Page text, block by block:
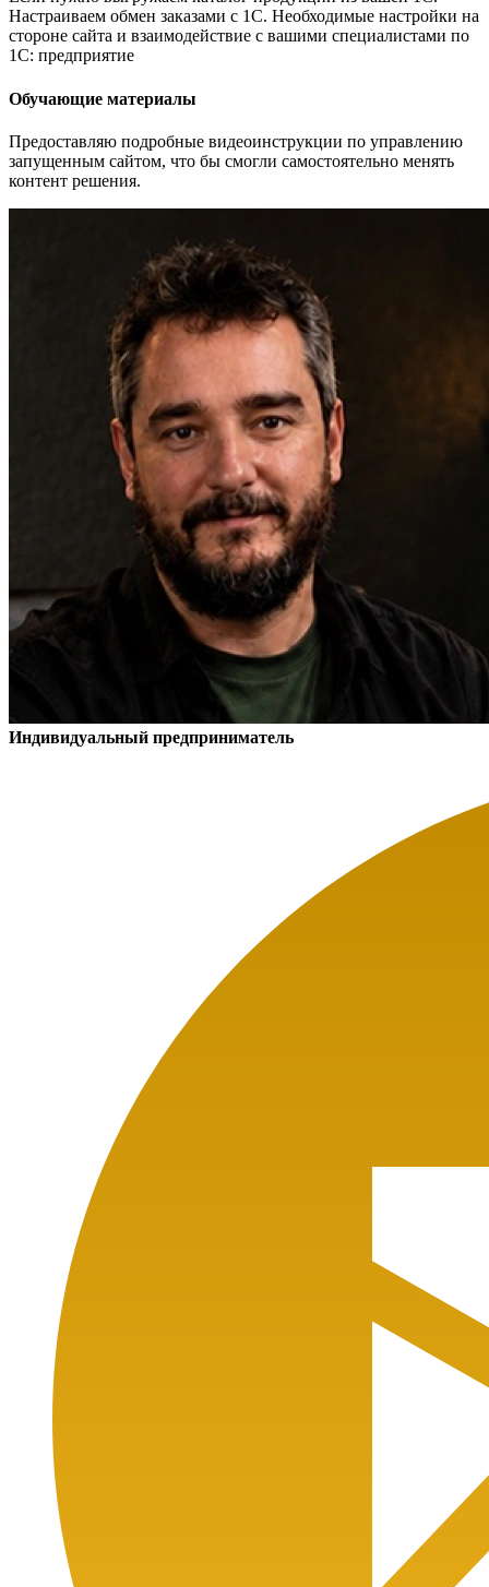
Настраиваем обмен заказами с 1С. Необходимые настройки на
стороне сайта и взаимодействие с вашими специалистами по
1С: предприятие
Обучающие материалы
Предоставляю подробные видеоинструкции по управлению
запущенным сайтом, что бы смогли самостоятельно менять
контент решения.
Индивидуальный предприниматель